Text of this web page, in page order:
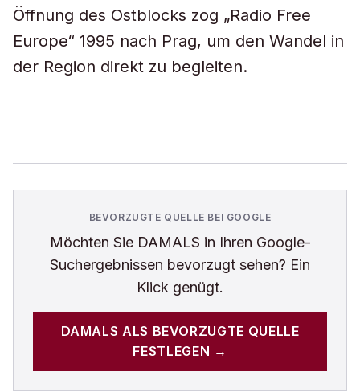
Öffnung des Ostblocks zog „Radio Free
Europe“ 1995 nach Prag, um den Wandel in
der Region direkt zu begleiten.
BEVORZUGTE QUELLE BEI GOOGLE
Möchten Sie DAMALS in Ihren Google-
Suchergebnissen bevorzugt sehen? Ein
Klick genügt.
DAMALS ALS BEVORZUGTE QUELLE
FESTLEGEN →